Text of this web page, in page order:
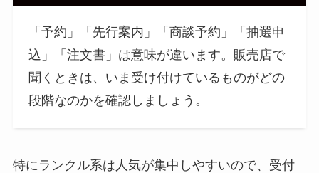
「予約」「先行案内」「商談予約」「抽選申
込」「注文書」は意味が違います。販売店で
聞くときは、いま受け付けているものがどの
段階なのかを確認しましょう。
特にランクル系は人気が集中しやすいので、受付